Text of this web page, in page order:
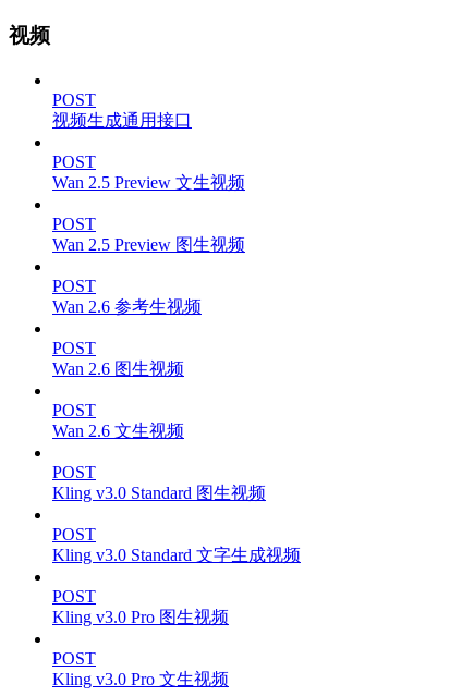
视频
POST
视频生成通用接口
POST
Wan 2.5 Preview 文生视频
POST
Wan 2.5 Preview 图生视频
POST
Wan 2.6 参考生视频
POST
Wan 2.6 图生视频
POST
Wan 2.6 文生视频
POST
Kling v3.0 Standard 图生视频
POST
Kling v3.0 Standard 文字生成视频
POST
Kling v3.0 Pro 图生视频
POST
Kling v3.0 Pro 文生视频